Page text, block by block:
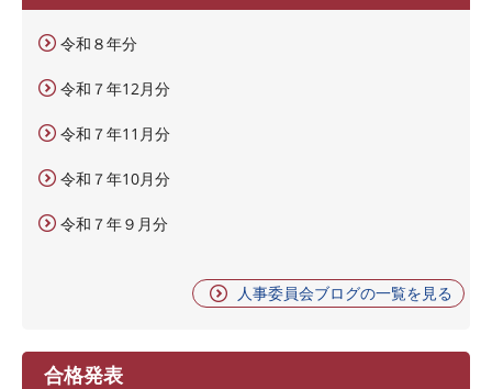
令和８年分
令和７年12月分
令和７年11月分
令和７年10月分
令和７年９月分
人事委員会ブログの一覧を見る
合格発表